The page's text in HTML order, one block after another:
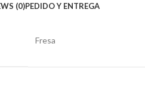
(0)PEDIDO Y ENTREGA
Fresa